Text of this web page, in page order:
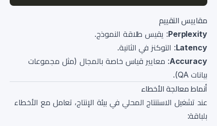
مقاييس التقييم
Perplexity: يقيس طلاقة النموذج.
Latency: التوكنز في الثانية.
Accuracy: معايير قياس خاصة بالمجال (مثل مجموعات
بيانات QA).
أنماط معالجة الأخطاء
عند تشغيل الاستنتاج المحلي في بيئة الإنتاج، تعامل مع الأخطاء
بلباقة: